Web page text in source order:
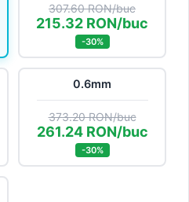
307.60 RON/buc
215.32 RON/buc
-30%
0.6mm
373.20 RON/buc
261.24 RON/buc
-30%